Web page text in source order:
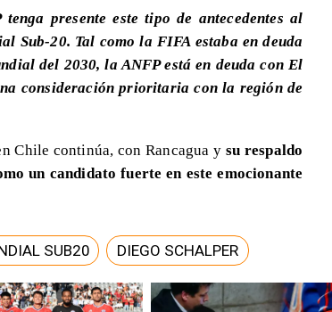
presente este tipo de antecedentes al
Sub-20. Tal como la FIFA estaba en deuda
del 2030, la ANFP está en deuda con El
consideración prioritaria con la región de
Chile continúa, con Rancagua y su respaldo
un candidato fuerte en este emocionante
SUB20 DIEGO SCHALPER